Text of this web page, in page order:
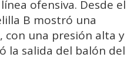
ofensiva. Desde el
B mostró una
una presión alta y
la salida del balón del